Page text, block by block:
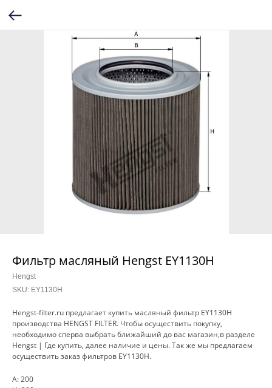
Фильтр масляный Hengst EY1130H
Hengst
SKU: EY1130H
Hengst-filter.ru предлагает купить масляный фильтр EY1130H
производства HENGST FILTER. Чтобы осуществить покупку,
необходимо сперва выбрать ближайший до вас магазин,в разделе
Hengst | Где купить, далее наличие и цены. Так же мы предлагаем
осуществить заказ фильтров EY1130H.
A: 200